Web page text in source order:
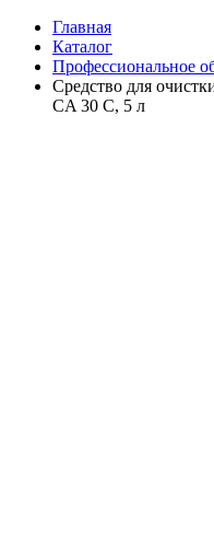
Главная
Каталог
Профессиональное
Средство для
CA 30 C, 5 л